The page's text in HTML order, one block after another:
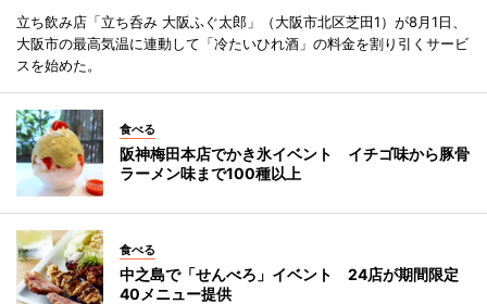
立ち飲み店「立ち呑み 大阪ふぐ太郎」（大阪市北区芝田1）が8月1日、
大阪市の最高気温に連動して「冷たいひれ酒」の料金を割り引くサービ
スを始めた。
食べる
阪神梅田本店でかき氷イベント イチゴ味から豚骨
ラーメン味まで100種以上
食べる
中之島で「せんべろ」イベント 24店が期間限定
40メニュー提供